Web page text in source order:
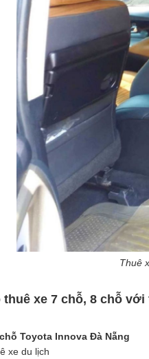
Thuê
thuê xe 7 chỗ, 8 chỗ
Toyota Innova Đà Nẵng
xe du lịch